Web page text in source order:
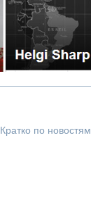
по новостям